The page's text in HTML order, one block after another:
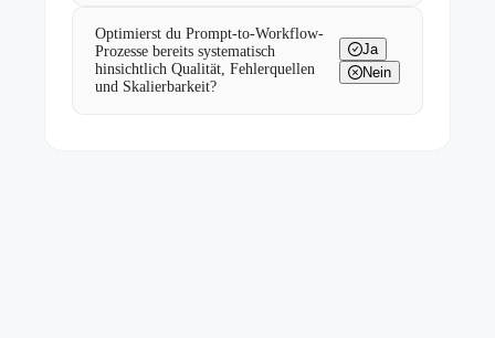
Optimierst du Prompt-to-Workflow-
Prozesse bereits systematisch
hinsichtlich Qualität, Fehlerquellen
und Skalierbarkeit?
Ja
Nein